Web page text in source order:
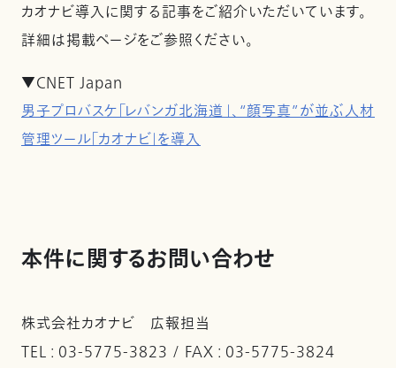
カオナビ導入に関する記事をご紹介いただいています。
詳細は掲載ページをご参照ください。
▼CNET Japan
男子プロバスケ「レバンガ北海道」、“顔写真”が並ぶ人材
管理ツール「カオナビ」を導入
本件に関するお問い合わせ
株式会社カオナビ 広報担当
TEL : 03-5775-3823 / FAX : 03-5775-3824